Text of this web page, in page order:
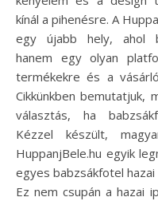
kínál a pihenésre. A
egy újabb hely, ahol
hanem egy olyan
termékekre és a
Cikkünkben bemutatjuk,
választás, ha
Kézzel készült,
HuppanjBele.hu egyik
egyes babzsákfotel hazai
Ez nem csupán a hazai